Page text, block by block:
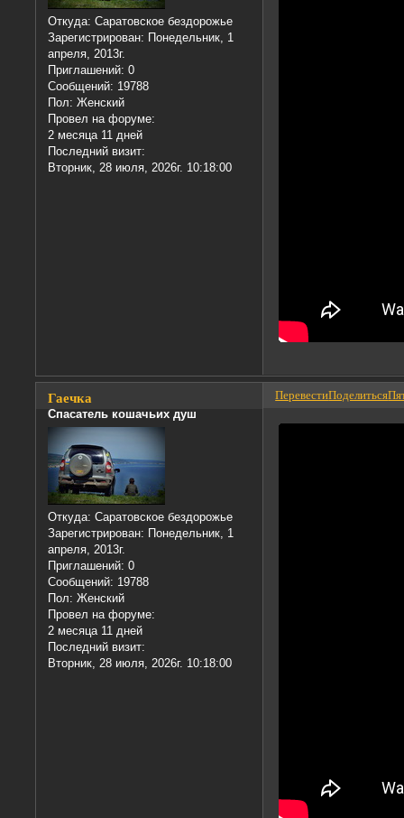
Откуда: Саратовское бездорожье
Зарегистрирован: Понедельник, 1
апреля, 2013г.
Приглашений: 0
Сообщений: 19788
Пол: Женский
Провел на форуме:
2 месяца 11 дней
Последний визит:
Вторник, 28 июля, 2026г. 10:18:00
ПеревестиПоделиться
Гаечка
Спасатель кошачьих душ
Откуда: Саратовское бездорожье
Зарегистрирован: Понедельник, 1
апреля, 2013г.
Приглашений: 0
Сообщений: 19788
Пол: Женский
Провел на форуме:
2 месяца 11 дней
Последний визит:
Вторник, 28 июля, 2026г. 10:18:00